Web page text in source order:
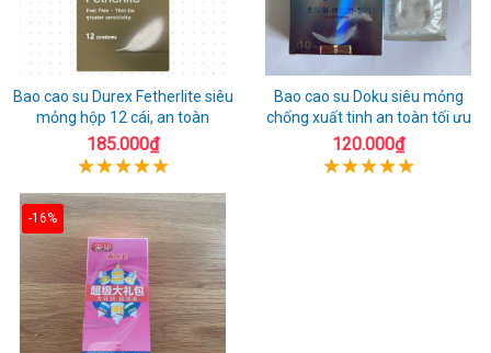
Bao cao su Durex Fetherlite siêu
mỏng hộp 12 cái, an toàn
185.000₫
Bao cao su Doku siêu mỏng
chống xuất tinh an toàn tối ưu
120.000₫
-16%